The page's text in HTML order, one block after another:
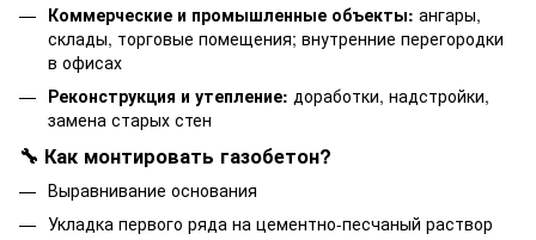
Коммерческие и промышленные объекты: ангары,
склады, торговые помещения; внутренние перегородки
в офисах
Реконструкция и утепление: доработки, надстройки,
замена старых стен
🔧 Как монтировать газобетон?
Выравнивание основания
Укладка первого ряда на цементно-песчаный раствор